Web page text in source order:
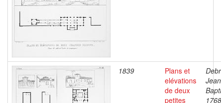
1839
Plans et
elévations
de deux
petites
Jean